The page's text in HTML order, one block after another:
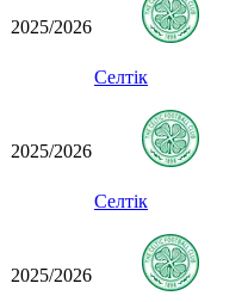
2025/2026
Селтік
2025/2026
Селтік
2025/2026